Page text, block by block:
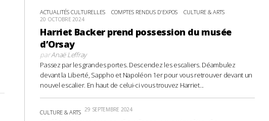
ACTUALITÉS CULTURELLES COMPTES RENDUS D'EXPOS CULTURE & ARTS
20 OCTOBRE 2024
Harriet Backer prend possession du musée
d’Orsay
parAnaë Leffray
Passez par les grandes portes. Descendez les escaliers. Déambulez
devant la Liberté, Sappho et Napoléon 1er pour vous retrouver devant un
nouvel escalier. En haut de celui-ci vous trouvez Harriet...
CULTURE & ARTS 29 SEPTEMBRE 2024